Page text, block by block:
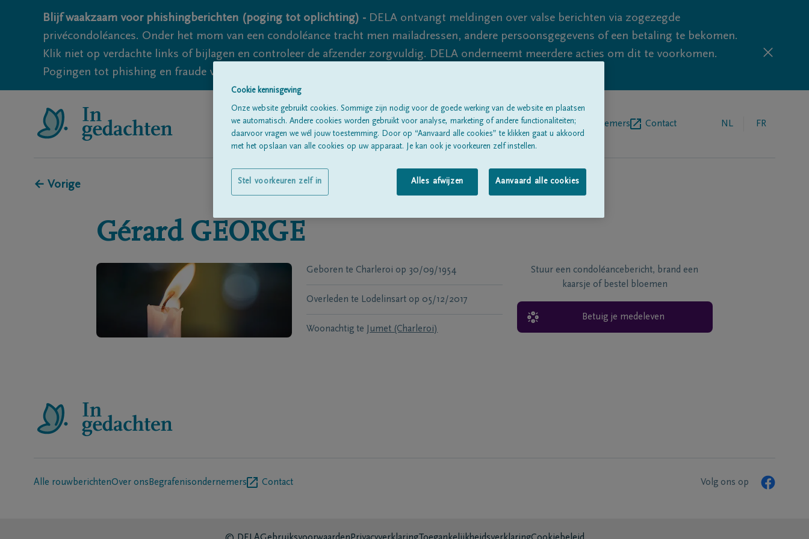
Blijf waakzaam voor phishingberichten (poging tot oplichting) - DELA ontvangt meldingen over valse berichten via zogezegde
privécondoléances. Onder het mom van een condoléance tracht men mailadressen, andere persoonsgegevens of een betaling te bekomen.
Klik niet op verdachte links of bijlagen en controleer de afzender zorgvuldig. DELA onderneemt meerdere acties om dit te voorkomen.
Pogingen tot phishing en fraude vallen echter nooit volledig uit te sluiten, dus blijf waakzaam.
Alle rouwberichten Over onsBegrafenisondernemers Contact NL FR
← Vorige
Gérard GEORGE
Geboren te Charleroi op 30/09/1954
Overleden te Lodelinsart op 05/12/2017
Woonachtig te Jumet (Charleroi)
Stuur een condoléancebericht, brand een
kaarsje of bestel bloemen
Betuig je medeleven
Alle rouwberichtenOver ons Begrafenisondernemers Contact Volg ons op
Cookie kennisgeving
Onze website gebruikt cookies. Sommige zijn nodig voor de goede werking van de website en plaatsen
we automatisch. Andere cookies worden gebruikt voor analyse, marketing of andere functionaliteiten;
daarvoor vragen we wél jouw toestemming. Door op “Aanvaard alle cookies” te klikken gaat u akkoord
met het opslaan van alle cookies op uw apparaat. Je kan ook je voorkeuren zelf instellen.
Alles afwijzen Aanvaard alle cookies
Stel voorkeuren zelf in